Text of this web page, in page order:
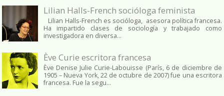
Lilian Halls-French socióloga feminista
Lilian Halls-French es socióloga, asesora política francesa.
Ha impartido clases de sociología y trabajado como
investigadora en diversa...
Ève Curie escritora francesa
Ève Denise Julie Curie-Labouisse (París, 6 de diciembre de
1905 – Nueva York, 22 de octubre de 2007) fue una escritora
francesa. Fue la segu...